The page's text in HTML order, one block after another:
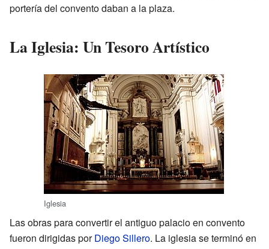
portería del convento daban a la plaza.
La Iglesia: Un Tesoro Artístico
Iglesia
Las obras para convertir el antiguo palacio en convento
fueron dirigidas porDiego Sillero. La iglesia se terminó en